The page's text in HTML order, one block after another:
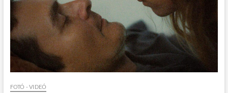
FOTÓ - VIDEÓ